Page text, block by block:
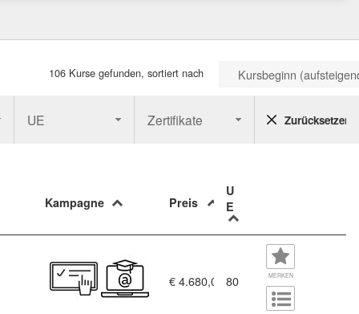
106 Kurse gefunden, sortiert nach Kursbeginn
UE Zertifikate Zurücksetzen
Kampagne Preis
U
E
€ 4.680,00 80 MERKEN